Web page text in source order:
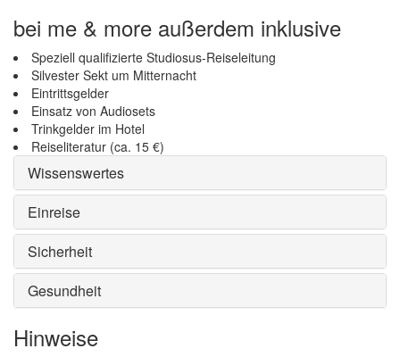
bei me & more außerdem inklusive
Speziell qualifizierte Studiosus-Reiseleitung
Silvester Sekt um Mitternacht
Eintrittsgelder
Einsatz von Audiosets
Trinkgelder im Hotel
Reiseliteratur (ca. 15 €)
Wissenswertes
Einreise
Sicherheit
Gesundheit
Hinweise